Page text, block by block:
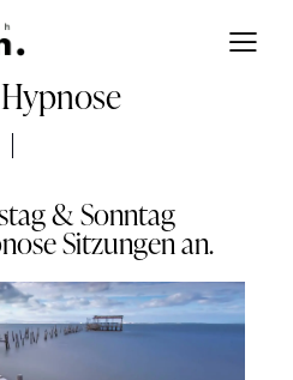
& Sonntag
Sitzungen an.